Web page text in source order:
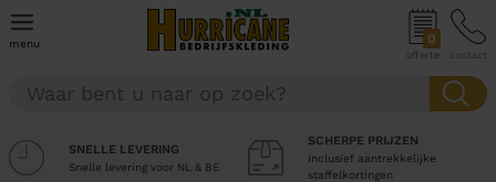
menu 0
offerte contact
SNELLE LEVERING
Snelle levering voor NL & BE
SCHERPE PRIJZEN
Inclusief aantrekkelijke
staffelkortingen